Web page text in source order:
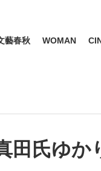
藝春秋 WOMAN
#森岡毅 #城彰二 #
田氏ゆか